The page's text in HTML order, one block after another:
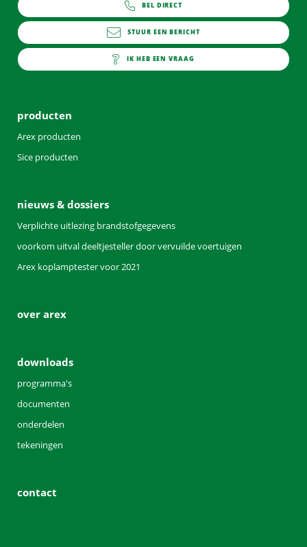
BEL DIRECT
STUUR EEN BERICHT
IK HEB EEN VRAAG
producten
Arex producten
Sice producten
nieuws & dossiers
Verplichte uitlezing brandstofgegevens
voorkom uitval deeltjesteller door vervuilde voertuigen
Arex koplamptester voor 2021
over arex
downloads
programma's
documenten
onderdelen
tekeningen
contact